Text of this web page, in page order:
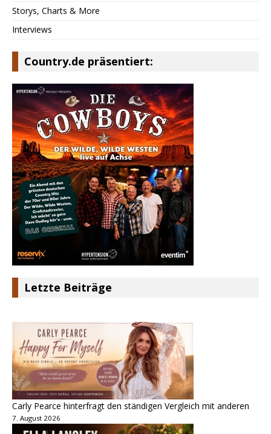
Storys, Charts & More
Interviews
Country.de präsentiert:
Letzte Beiträge
Carly Pearce hinterfragt den ständigen Vergleich mit anderen
7. August 2026